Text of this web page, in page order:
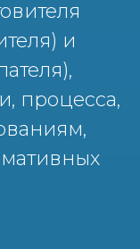
и
процесса,